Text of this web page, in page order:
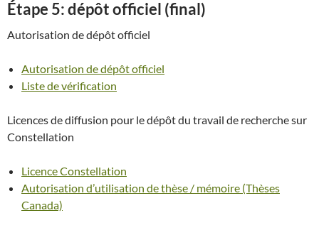
Étape 5: dépôt officiel (final)
Autorisation de dépôt officiel
Autorisation de dépôt officiel
Liste de vérification
Licences de diffusion pour le dépôt du travail de recherche sur
Constellation
Licence Constellation
Autorisation d’utilisation de thèse / mémoire (Thèses
Canada)